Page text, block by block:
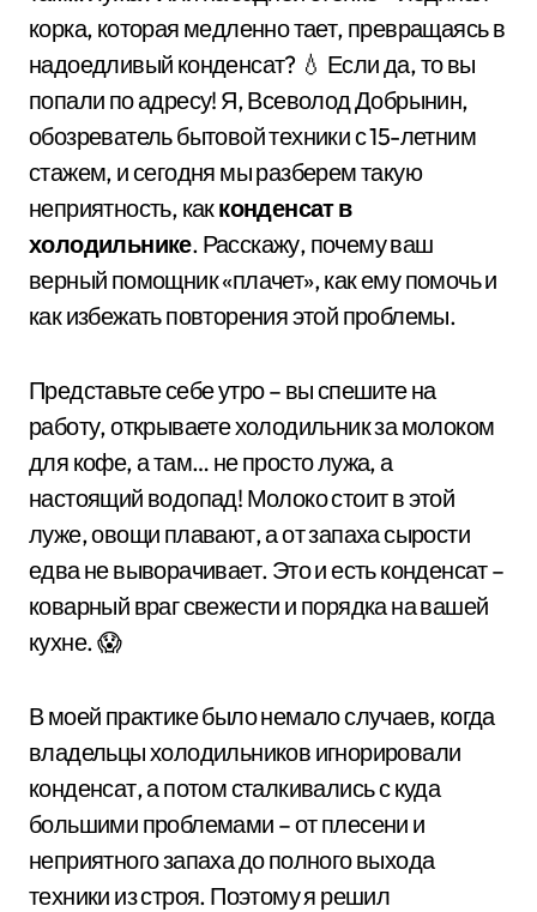
корка, которая медленно тает, превращаясь в
надоедливый конденсат? 💧 Если да, то вы
попали по адресу! Я, Всеволод Добрынин,
обозреватель бытовой техники с 15-летним
стажем, и сегодня мы разберем такую
неприятность, какконденсат в
холодильнике. Расскажу, почему ваш
верный помощник «плачет», как ему помочь и
как избежать повторения этой проблемы.
Представьте себе утро – вы спешите на
работу, открываете холодильник за молоком
для кофе, а там… не просто лужа, а
настоящий водопад! Молоко стоит в этой
луже, овощи плавают, а от запаха сырости
едва не выворачивает. Это и есть конденсат –
коварный враг свежести и порядка на вашей
кухне. 😱
В моей практике было немало случаев, когда
владельцы холодильников игнорировали
конденсат, а потом сталкивались с куда
большими проблемами – от плесени и
неприятного запаха до полного выхода
техники из строя. Поэтому я решил